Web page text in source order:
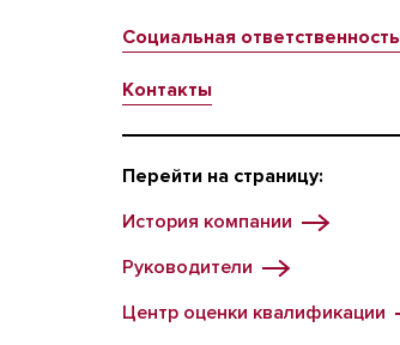
Социальная ответственность
Контакты
Перейти на страницу:
История компании
Руководители
Центр оценки квалификации